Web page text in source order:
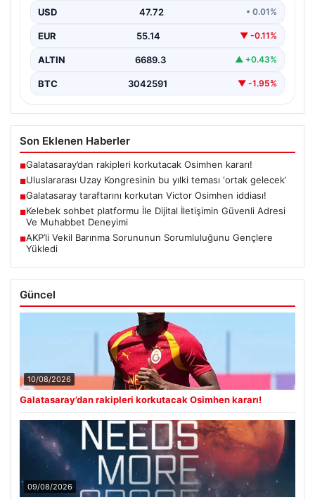
USD 47.72 • 0.01%
EUR 55.14 ▼ -0.11%
ALTIN 6689.3 ▲ +0.43%
BTC 3042591 ▼ -1.95%
Son Eklenen Haberler
■Galatasaray’dan rakipleri korkutacak Osimhen kararı!
■Uluslararası Uzay Kongresinin bu yılki teması ‘ortak gelecek’
■Galatasaray taraftarını korkutan Victor Osimhen iddiası!
■Kelebek sohbet platformu İle Dijital İletişimin Güvenli Adresi
Ve Muhabbet Deneyimi
■AKP’li Vekil Barınma Sorununun Sorumluluğunu Gençlere
Yükledi
Güncel
10/08/2026
Galatasaray’dan rakipleri korkutacak Osimhen kararı!
09/08/2026